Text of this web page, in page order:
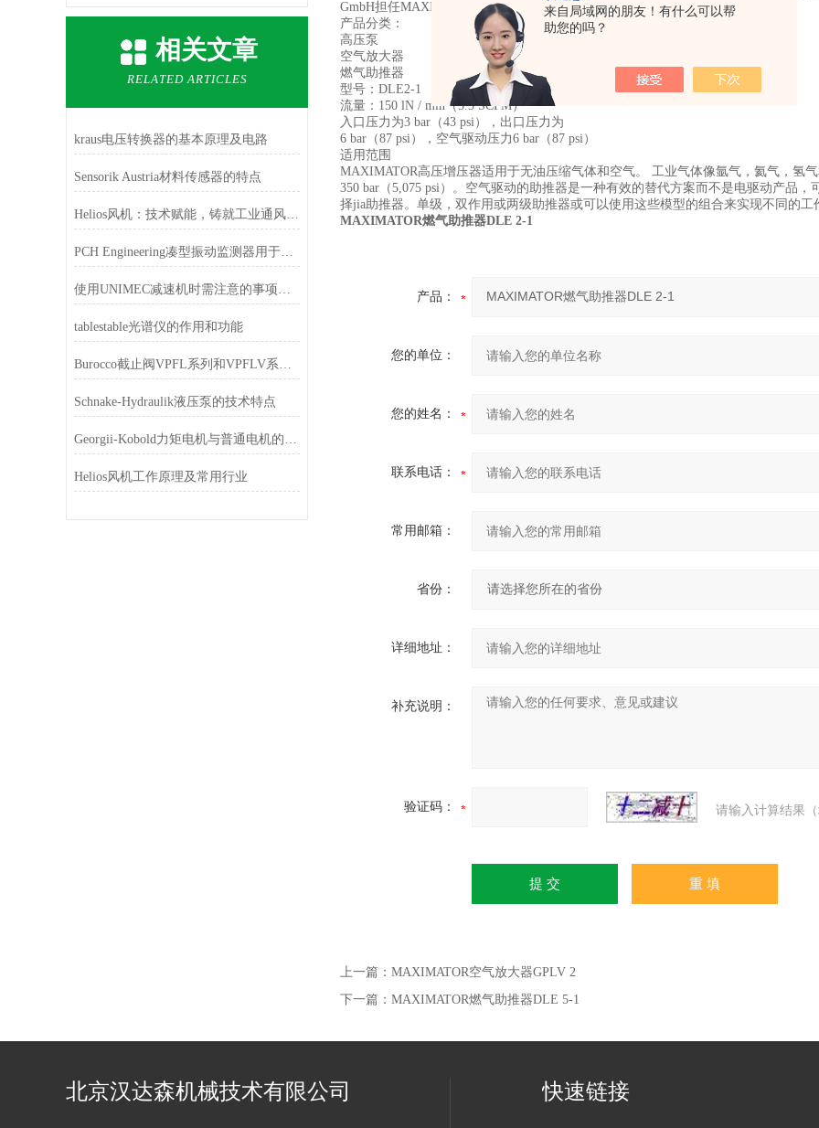
来自局域网的朋友！有什么可以帮
助您的吗？
相关文章
RELATED ARTICLES
kraus电压转换器的基本原理及电路
Sensorik Austria材料传感器的特点
Helios风机：技术赋能，铸就工业通风领域的性能提升
PCH Engineering凑型振动监测器用于各种旋转机械应用
使用UNIMEC减速机时需注意的事项有哪些？
tablestable光谱仪的作用和功能
Burocco截止阀VPFL系列和VPFLV系列不同
Schnake-Hydraulik液压泵的技术特点
Georgii-Kobold力矩电机与普通电机的区别
Helios风机工作原理及常用行业
GmbH担任MAXIMATOR的控股公司。
产品分类：
高压泵
空气放大器
燃气助推器
型号：DLE2-1 DLE 2 DLE 2-1-2 DLE 2-2 8DLE3 8DLE6
流量：150 lN / min（5.3 SCFM）
入口压力为3 bar（43 psi），出口压力为
6 bar（87 psi），空气驱动压力6 bar（87 psi）
适用范围
MAXIMATOR高压增压器适用于无油压缩气体和空气。 工业气体像氩气，氦气，氢
350 bar（5,075 psi）。空气驱动的助推器是一种有效的替代方案而不是电驱动产品
择jia助推器。单级，双作用或两级助推器或可以使用这些模型的组合来实现不同的工
MAXIMATOR燃气助推器DLE 2-1
产品：
您的单位：
您的姓名：
联系电话：
常用邮箱：
省份：
详细地址：
补充说明：
验证码： 请输入计算结果
上一篇： MAXIMATOR空气放大器GPLV 2
下一篇： MAXIMATOR燃气助推器DLE 5-1
北京汉达森机械技术有限公司 快速链接